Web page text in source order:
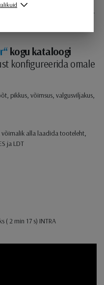
projekti joonisele, suurendada-
kogu kataloogi
konfigureerida omale
pikkus, võimsus, valgusviljakus,
võimalik alla laadida tooteleht,
ja LDT
( 2 min 17 s) INTRA